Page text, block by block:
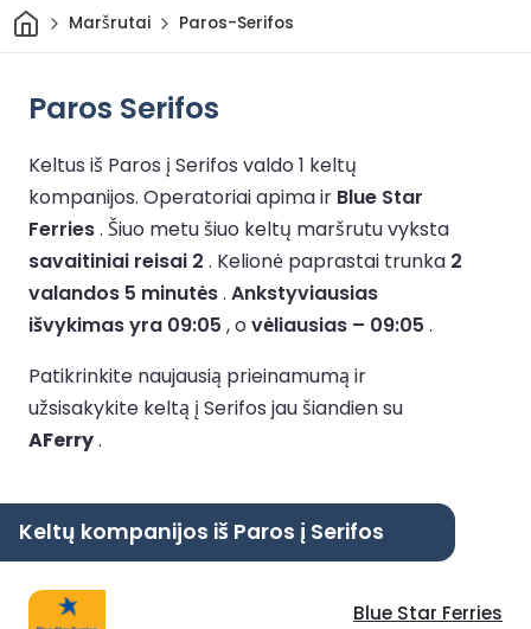
Pradžia
Maršrutai Paros-Serifos
Paros Serifos
Keltus iš Paros į Serifos valdo 1 keltų
kompanijos. Operatoriai apima ir Blue Star
Ferries. Šiuo metu šiuo keltų maršrutu vyksta
savaitiniai reisai 2 . Kelionė paprastai trunka 2
valandos 5 minutės. Ankstyviausias
išvykimas yra 09:05 , o vėliausias – 09:05 .
Patikrinkite naujausią prieinamumą ir
užsisakykite keltą į Serifos jau šiandien su
AFerry.
Keltų kompanijos iš Paros į Serifos
Blue Star Ferries